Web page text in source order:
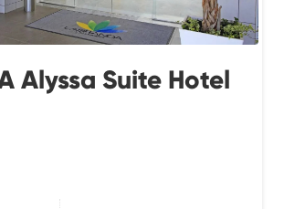
Alyssa Suite Hotel